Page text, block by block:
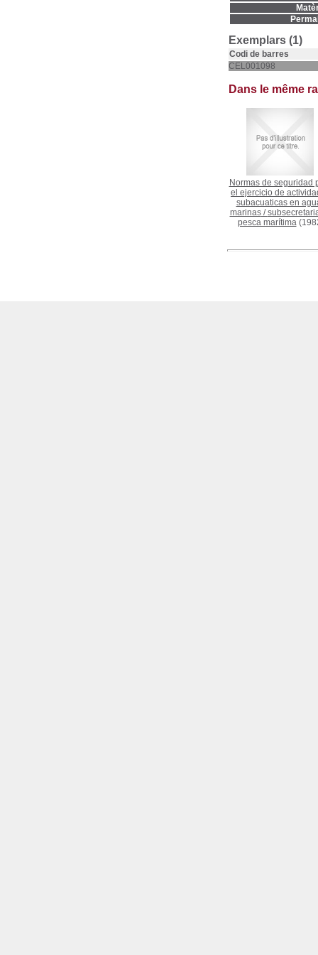
Exemplars (1)
Codi de barres
CEL001098
Dans le même
Normas de seguridad
el ejercicio de
subacuaticas en
marinas/
pesca marítima